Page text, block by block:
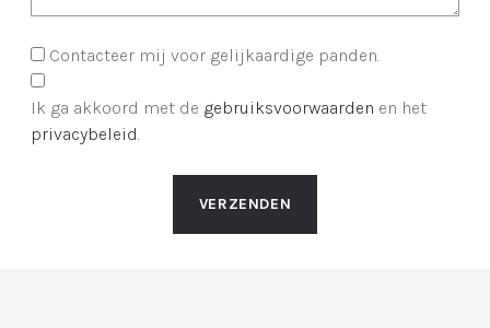
Contacteer mij voor gelijkaardige panden.
Ik ga akkoord met de gebruiksvoorwaarden en het
privacybeleid
VERZENDEN